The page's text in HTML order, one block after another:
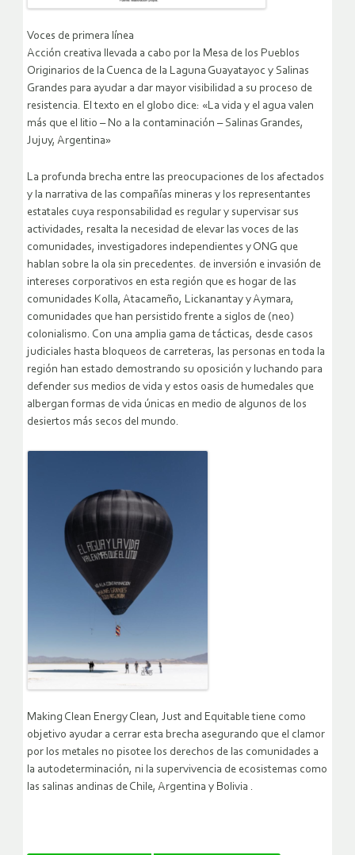
Voces de primera línea
Acción creativa llevada a cabo por la Mesa de los Pueblos
Originarios de la Cuenca de la Laguna Guayatayoc y Salinas
Grandes para ayudar a dar mayor visibilidad a su proceso de
resistencia. El texto en el globo dice: «La vida y el agua valen
más que el litio – No a la contaminación – Salinas Grandes,
Jujuy, Argentina»
La profunda brecha entre las preocupaciones de los afectados
y la narrativa de las compañías mineras y los representantes
estatales cuya responsabilidad es regular y supervisar sus
actividades, resalta la necesidad de elevar las voces de las
comunidades, investigadores independientes y ONG que
hablan sobre la ola sin precedentes. de inversión e invasión de
intereses corporativos en esta región que es hogar de las
comunidades Kolla, Atacameño, Lickanantay y Aymara,
comunidades que han persistido frente a siglos de (neo)
colonialismo. Con una amplia gama de tácticas, desde casos
judiciales hasta bloqueos de carreteras, las personas en toda la
región han estado demostrando su oposición y luchando para
defender sus medios de vida y estos oasis de humedales que
albergan formas de vida únicas en medio de algunos de los
desiertos más secos del mundo.
Making Clean Energy Clean, Just and Equitable tiene como
objetivo ayudar a cerrar esta brecha asegurando que el clamor
por los metales no pisotee los derechos de las comunidades a
la autodeterminación, ni la supervivencia de ecosistemas como
las salinas andinas de Chile, Argentina y Bolivia .